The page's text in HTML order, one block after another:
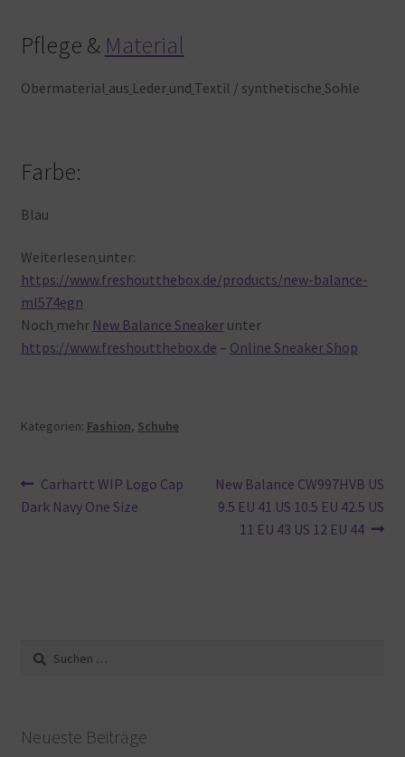
Pflege & Material
Obermaterial aus Leder und Textil / synthetische Sohle
Farbe:
Blau
Weiterlesen unter:
https://www.freshoutthebox.de/products/new-balance-
ml574egn
Noch mehr New Balance Sneakerunter
https://www.freshoutthebox.de – Online Sneaker Shop
Kategorien: Fashion, Schuhe
Beitragsnavigation
Vorheriger
Beitrag:
Carhartt WIP Logo Cap
Dark Navy One Size
Nächster
Beitrag:
New Balance CW997HVB US
9.5 EU 41 US 10.5 EU 42.5 US
11 EU 43 US 12 EU 44
Suche
nach:
Neueste Beiträge